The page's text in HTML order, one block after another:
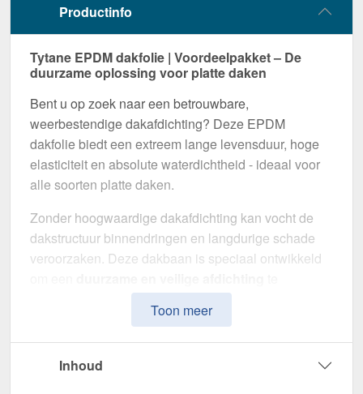
Productinfo
Tytane EPDM dakfolie | Voordeelpakket – De
duurzame oplossing voor platte daken
Bent u op zoek naar een betrouwbare,
weerbestendige dakafdichting? Deze EPDM
dakfolie biedt een extreem lange levensduur, hoge
elasticiteit en absolute waterdichtheid - ideaal voor
alle soorten platte daken.
Zonder hoogwaardige dakafdichting kan vocht de
dakstructuur binnendringen en langdurige schade
veroorzaken. Deze dakbaan is speciaal ontwikkeld
garanderen. Het maakt indruk door zijn eenvoudige
montage, hoge weerstand en maximale
duurzaamheid.
Gemaakt van
, is
Toon meer
Inhoud